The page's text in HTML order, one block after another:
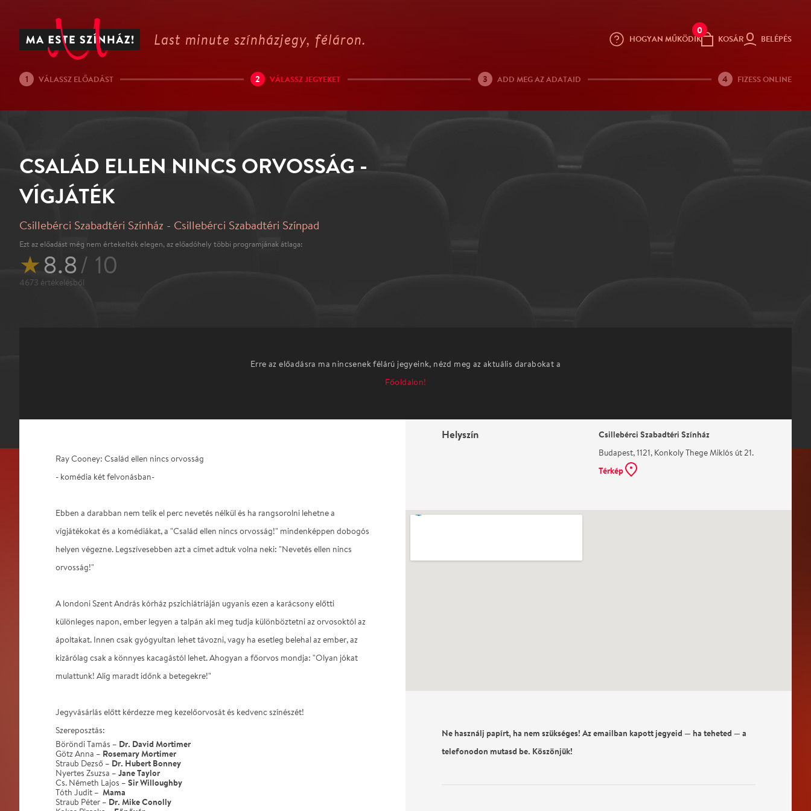
Last minute színházjegy, féláron. HOGYAN MŰKÖDIK
0
KOSÁR BELÉPÉS
1 VÁLASSZ ELŐADÁST 2 VÁLASSZ JEGYEKET 3 ADD MEG AZ ADATAID 4 FIZESS ONLINE
CSALÁD ELLEN NINCS ORVOSSÁG -
VÍGJÁTÉK
Csillebérci Szabadtéri Színház - Csillebérci Szabadtéri Színpad
Ezt az előadást még nem értekelték elegen, az előadóhely többi programjának átlaga:
★8.8/ 10
4673 értékelésből
Erre az előadásra ma nincsenek félárú jegyeink, nézd meg az aktuális darabokat a
Főoldalon!
Ray Cooney: Család ellen nincs orvosság
- komédia két felvonásban-
Ebben a darabban nem telik el perc nevetés nélkül és ha rangsorolni lehetne a
vígjátékokat és a komédiákat, a "Család ellen nincs orvosság!" mindenképpen dobogós
helyen végezne. Legszívesebben azt a címet adtuk volna neki: "Nevetés ellen nincs
orvosság!"
A londoni Szent András kórház pszichiátriáján ugyanis ezen a karácsony előtti
különleges napon, ember legyen a talpán aki meg tudja különböztetni az orvosoktól az
ápoltakat. Innen csak gyógyultan lehet távozni, vagy ha esetleg belehal az ember, az
kizárólag csak a könnyes kacagástól lehet. Ahogyan a főorvos mondja: "Olyan jókat
mulattunk! Alig maradt időnk a betegekre!"
Jegyvásárlás előtt kérdezze meg kezelőorvosát és kedvenc színészét!
Szereposztás:
Böröndi Tamás – Dr. David Mortimer
Götz Anna – Rosemary Mortimer
Straub Dezső – Dr. Hubert Bonney
Nyertes Zsuzsa – Jane Taylor
Cs. Németh Lajos – Sir Willoughby
Tóth Judit – Mama
Straub Péter – Dr. Mike Conolly
Helyszín Csillebérci Szabadtéri Színház
Budapest, 1121, Konkoly Thege Miklós út 21.
Térkép
Ne használj papírt, ha nem szükséges! Az emailban kapott jegyeid — ha teheted — a
telefonodon mutasd be. Köszönjük!